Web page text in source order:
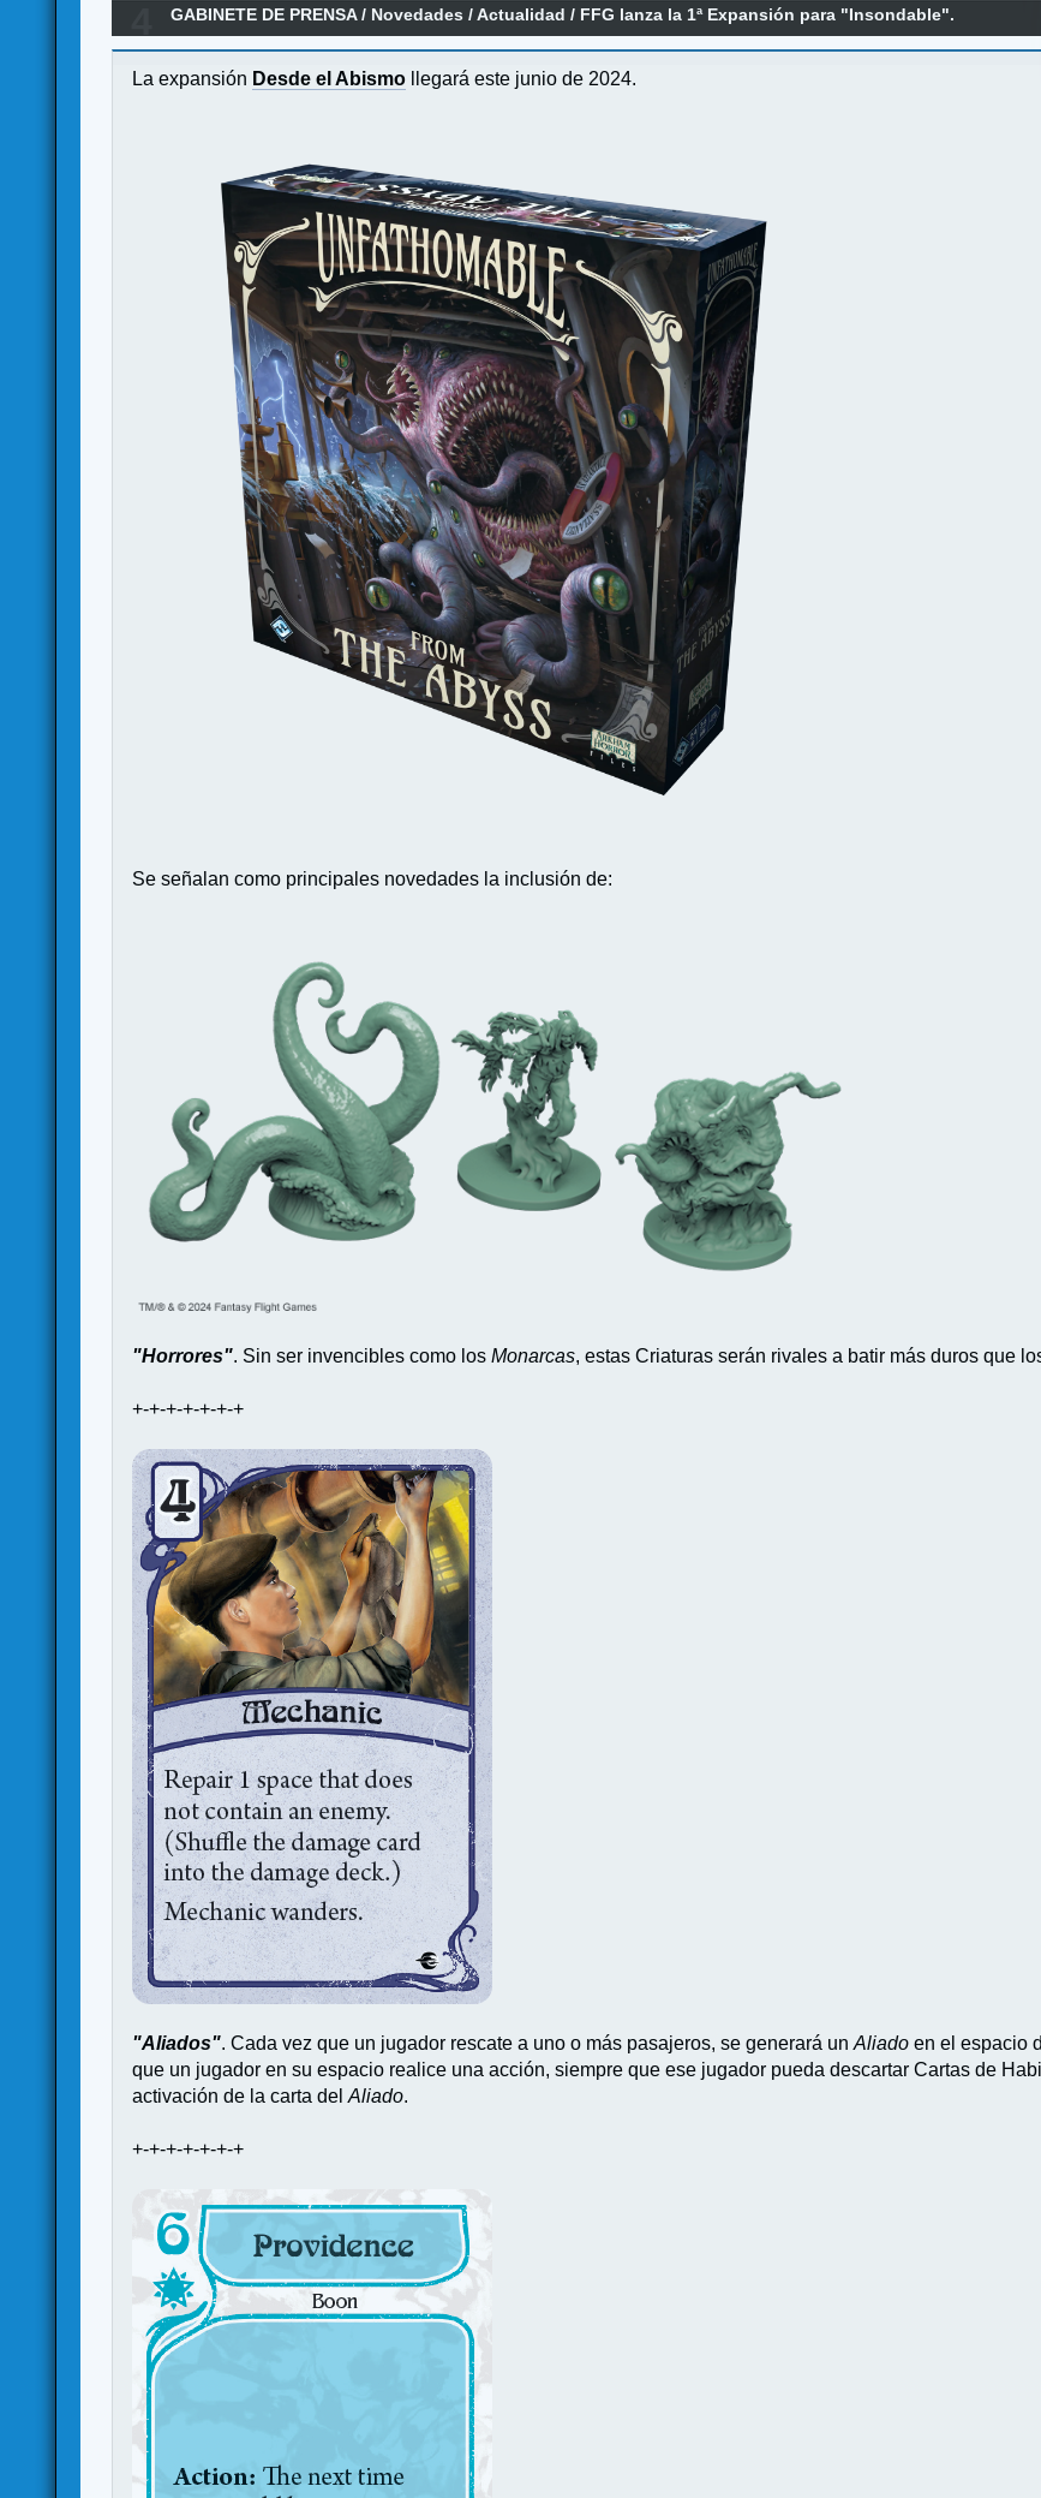
GABINETE DE PRENSA/ Novedades / Actualidad / FFG lanza la 1ª Expansión para "Insondable".
La expansión Desde el Abismo llegará este junio de 2024.
Se señalan como principales novedades la inclusión de:
"Horrores". Sin ser invencibles como losMonarcas, estas Criaturas serán rivales a batir más duros que
+-+-+-+-+-+-+
"Aliados". Cada vez que un jugador rescate a uno o más pasajeros, se generará unAliado en el espacio
que un jugador en su espacio realice una acción, siempre que ese jugador pueda descartar Cartas de
activación de la carta delAliado.
+-+-+-+-+-+-+